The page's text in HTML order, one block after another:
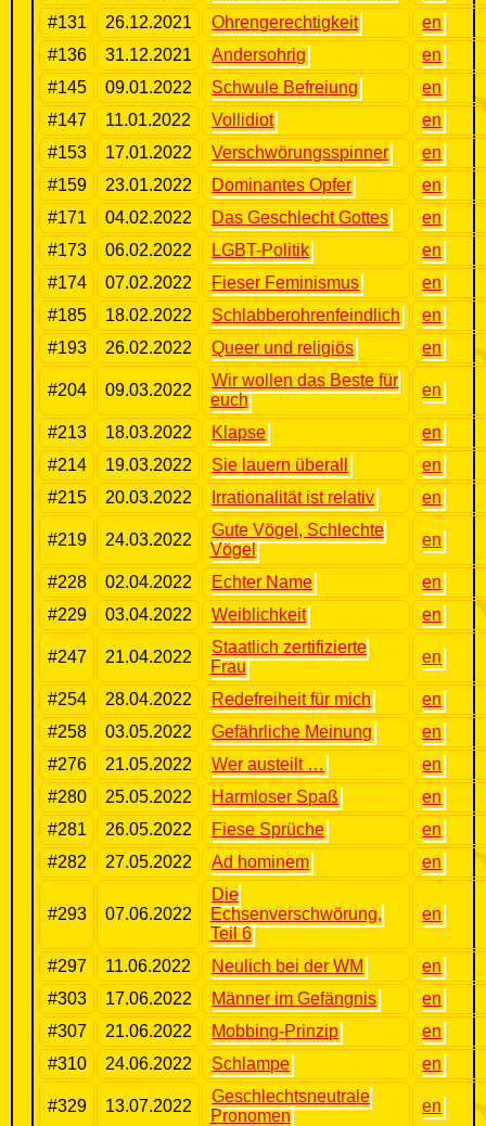
#131
26.12.2021 Ohrengerechtigkeit
en
#136
31.12.2021 Andersohrig
en
#145
09.01.2022 Schwule Befreiung
en
#147
11.01.2022 Vollidiot
en
#153
17.01.2022 Verschwörungsspinner
en
#159
23.01.2022 Dominantes Opfer
en
#171
04.02.2022 Das Geschlecht Gottes
en
#173
06.02.2022 LGBT-Politik
en
#174
07.02.2022 Fieser Feminismus
en
#185
18.02.2022 Schlabberohrenfeindlich
en
#193
26.02.2022 Queer und religiös en
#204 09.03.2022
Wir wollen das Beste für
euch
en
#213 18.03.2022 Klapse
en
#214
19.03.2022 Sie lauern überall
en
#215
20.03.2022 Irrationalität ist relativ en
#219 24.03.2022
Gute Vögel, Schlechte
Vögel
en
#228 02.04.2022 Echter Name
en
#229
03.04.2022 Weiblichkeit en
#247 21.04.2022
Staatlich zertifizierte
Frau
en
#254 28.04.2022 Redefreiheit für mich
en
#258
03.05.2022 Gefährliche Meinung
en
#276
21.05.2022 Wer austeilt …
en
#280
25.05.2022 Harmloser Spaß
en
#281
26.05.2022 Fiese Sprüche
en
#282
27.05.2022 Ad hominem en
#293 07.06.2022
Die
Echsenverschwörung,
Teil 6
en
#297 11.06.2022 Neulich bei der WM
en
#303
17.06.2022 Männer im Gefängnis
en
#307
21.06.2022 Mobbing-Prinzip
en
#310
24.06.2022 Schlampe en
#329 13.07.2022
Geschlechtsneutrale
Pronomen
en